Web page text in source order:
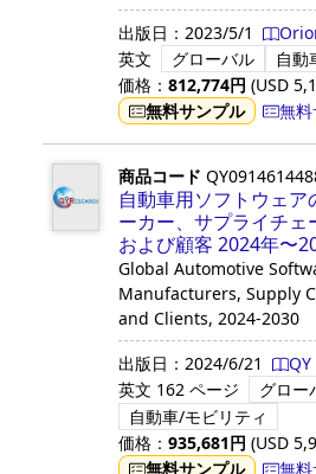
出版日： 2023/5/1
英文
グローバル
自動
価格： 812,774円 (USD
無料サンプル
無
商品コード
自動車用ソフトウェア
ーカー、サプライチ
および顧客 2024年〜
Global Automotive
Manufacturers, Supply
and Clients, 2024-2030
出版日： 2024/6/21
英文 162 ページ
グロー
自動車/モビリティ
価格： 935,681円 (USD
無料サンプル
無